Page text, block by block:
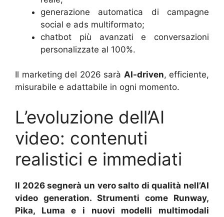
generazione automatica di campagne
social e ads multiformato;
chatbot più avanzati e conversazioni
personalizzate al 100%.
Il marketing del 2026 sarà AI-driven, efficiente,
misurabile e adattabile in ogni momento.
L’evoluzione dell’AI
video: contenuti
realistici e immediati
Il 2026 segnerà un vero salto di qualità nell’AI
video generation. Strumenti come Runway,
Pika, Luma e i nuovi modelli multimodali